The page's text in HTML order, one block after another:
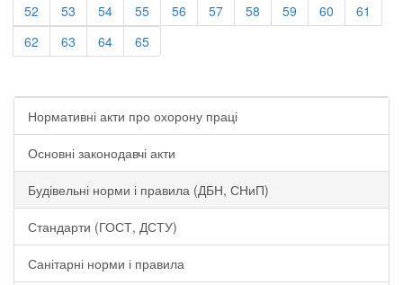
52
53 54 55 56 57 58 59 60
61
62
63 64 65
Нормативні акти про охорону праці
Основні законодавчі акти
Будівельні норми і правила (ДБН, СНиП)
Стандарти (ГОСТ, ДСТУ)
Санітарні норми і правила